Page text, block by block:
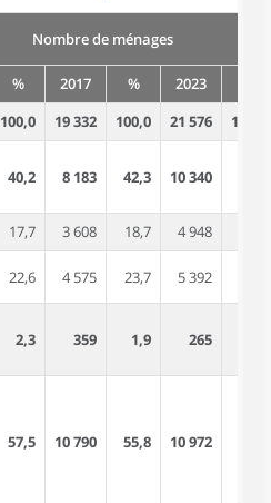
Nombre de ménages
% 2017 % 2023
100,0 19 332 100,0 21 576
100,0
40,2 8 183 42,3 10 340
17,7 3 608 18,7 4 948
22,6 4 575 23,7 5 392
2,3 359 1,9 265
57,5 10 790 55,8 10 972